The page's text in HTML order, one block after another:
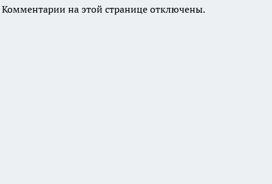
Комментарии на этой странице отключены.